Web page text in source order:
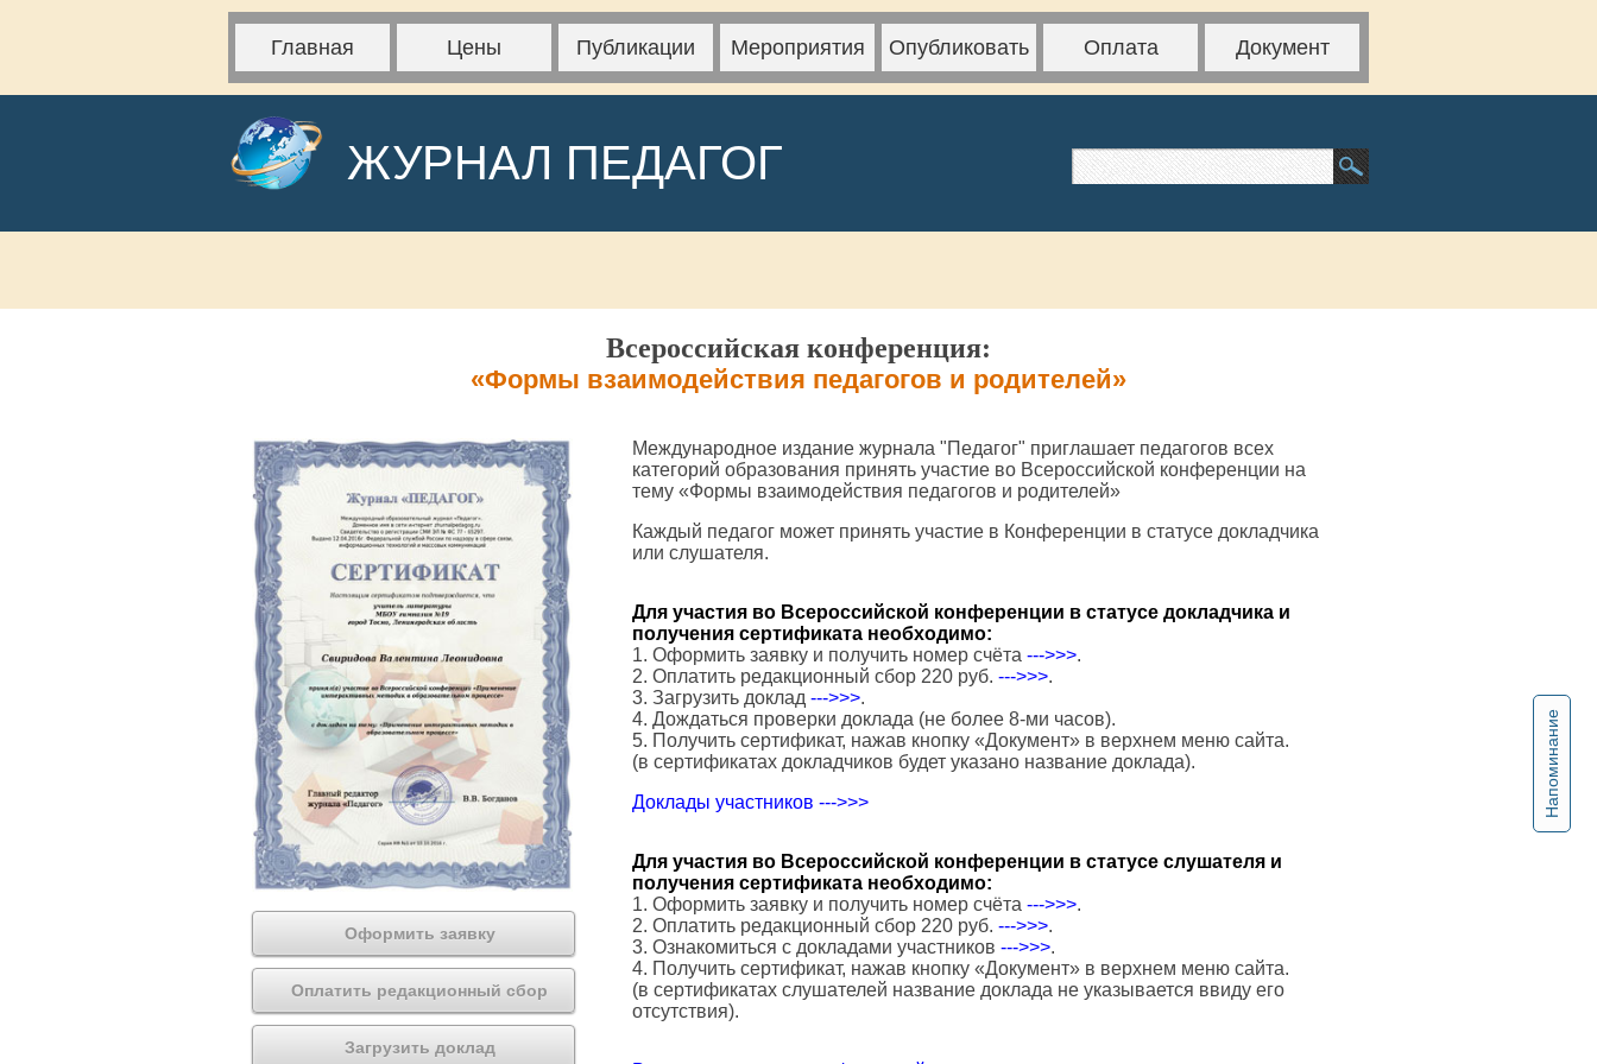
Главная Цены Публикации Мероприятия Опубликовать Оплата Документ
ЖУРНАЛ ПЕДАГОГ
Напоминание
Всероссийская конференция:
«Формы взаимодействия педагогов и родителей»
Оформить заявку
Оплатить редакционный сбор
Загрузить доклад
Международное издание журнала "Педагог" приглашает педагогов всех
категорий образования принять участие во Всероссийской конференции на
тему «Формы взаимодействия педагогов и родителей»
Каждый педагог может принять участие в Конференции в статусе докладчика
или слушателя.
Для участия во Всероссийской конференции в статусе докладчика и
получения сертификата необходимо:
1. Оформить заявку и получить номер счёта --->>>.
2. Оплатить редакционный сбор 220 руб. --->>>.
3. Загрузить доклад --->>>.
4. Дождаться проверки доклада (не более 8-ми часов).
5. Получить сертификат, нажав кнопку «Документ» в верхнем меню сайта.
(в сертификатах докладчиков будет указано название доклада).
Доклады участников --->>>
Для участия во Всероссийской конференции в статусе слушателя и
получения сертификата необходимо:
1. Оформить заявку и получить номер счёта --->>>.
2. Оплатить редакционный сбор 220 руб. --->>>.
3. Ознакомиться с докладами участников --->>>.
4. Получить сертификат, нажав кнопку «Документ» в верхнем меню сайта.
(в сертификатах слушателей название доклада не указывается ввиду его
отсутствия).